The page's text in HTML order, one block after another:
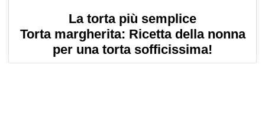
La torta più semplice
Torta margherita: Ricetta della nonna
per una torta sofficissima!